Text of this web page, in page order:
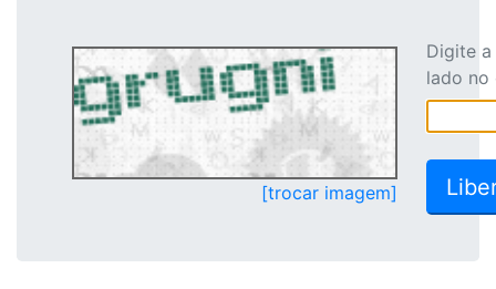
[trocar imagem]
Digite
lado no